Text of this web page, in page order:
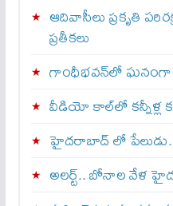
ఆదివాసీలు ప్రకృతి
ప్రతీకలు
గాంధీభవన్‌లో ఘనంగా
వీడియో కాల్‌లో కన్నీళ్ల
హైదరాబాద్ లో
అలర్ట్‌.. బోనాల వేళ